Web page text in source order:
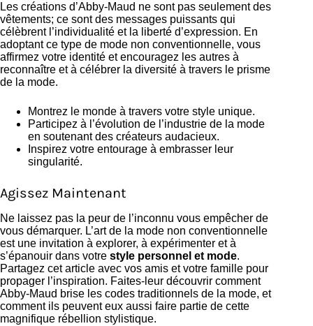
Les créations d’Abby-Maud ne sont pas seulement des
vêtements; ce sont des messages puissants qui
célèbrent l’individualité et la liberté d’expression. En
adoptant ce type de mode non conventionnelle, vous
affirmez votre identité et encouragez les autres à
reconnaître et à célébrer la diversité à travers le prisme
de la mode.
Montrez le monde à travers votre style unique.
Participez à l’évolution de l’industrie de la mode
en soutenant des créateurs audacieux.
Inspirez votre entourage à embrasser leur
singularité.
Agissez Maintenant
Ne laissez pas la peur de l’inconnu vous empêcher de
vous démarquer. L’art de la mode non conventionnelle
est une invitation à explorer, à expérimenter et à
s’épanouir dans votre style personnel et mode.
Partagez cet article avec vos amis et votre famille pour
propager l’inspiration. Faites-leur découvrir comment
Abby-Maud brise les codes traditionnels de la mode, et
comment ils peuvent eux aussi faire partie de cette
magnifique rébellion stylistique.